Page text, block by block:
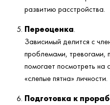
развитию расстройства.
Переоценка
Зависимый делится с
проблемами, тревогами,
помогает посмотреть на
«слепые пятна» личности.
Подготовка к